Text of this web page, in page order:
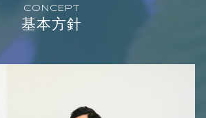
CONCEPT
基本方針